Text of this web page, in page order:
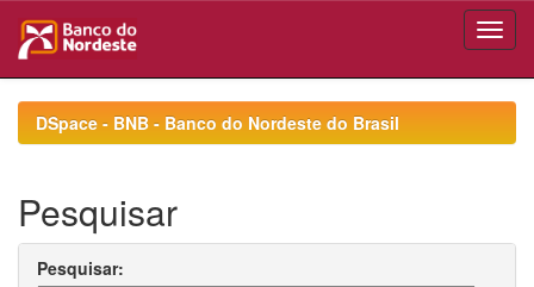
navigationDSpace - BNB - Banco do Nordeste do Brasil
Pesquisar
Pesquisar: